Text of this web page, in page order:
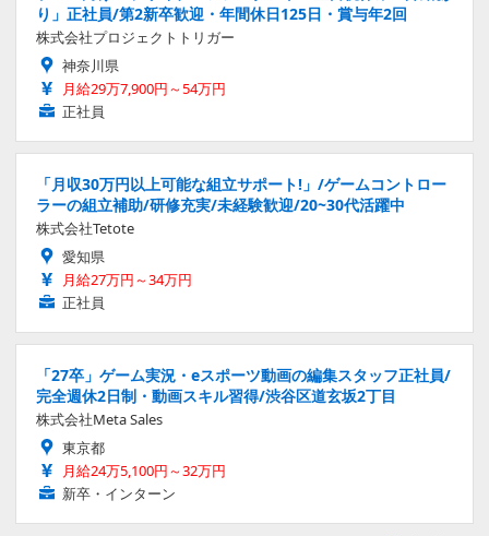
り」正社員/第2新卒歓迎・年間休日125日・賞与年2回
株式会社プロジェクトトリガー
神奈川県
月給29万7,900円～54万円
正社員
「月収30万円以上可能な組立サポート!」/ゲームコントロー
ラーの組立補助/研修充実/未経験歓迎/20~30代活躍中
株式会社Tetote
愛知県
月給27万円～34万円
正社員
「27卒」ゲーム実況・eスポーツ動画の編集スタッフ正社員/
完全週休2日制・動画スキル習得/渋谷区道玄坂2丁目
株式会社Meta Sales
東京都
月給24万5,100円～32万円
新卒・インターン